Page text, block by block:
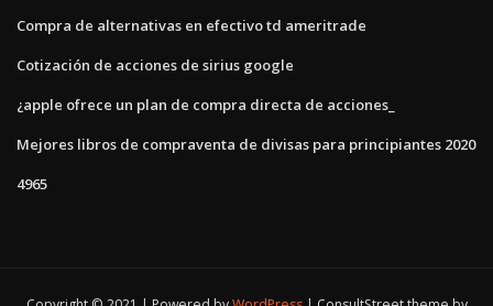
Compra de alternativas en efectivo td ameritrade
Cotización de acciones de sirius google
¿apple ofrece un plan de compra directa de acciones_
Mejores libros de compraventa de divisas para principiantes 2020
4965